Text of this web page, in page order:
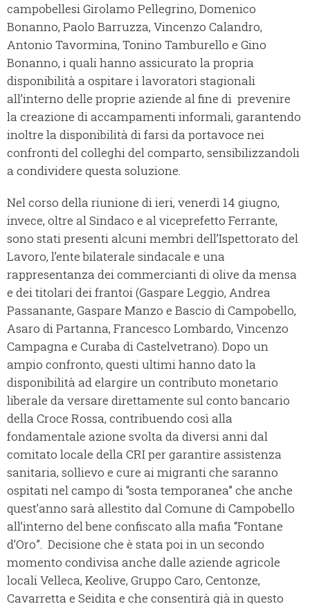
campobellesi Girolamo Pellegrino, Domenico
Bonanno, Paolo Barruzza, Vincenzo Calandro,
Antonio Tavormina, Tonino Tamburello e Gino
Bonanno, i quali hanno assicurato la propria
disponibilità a ospitare i lavoratori stagionali
all’interno delle proprie aziende al fine di prevenire
la creazione di accampamenti informali, garantendo
inoltre la disponibilità di farsi da portavoce nei
confronti del colleghi del comparto, sensibilizzandoli
a condividere questa soluzione.
Nel corso della riunione di ieri, venerdì 14 giugno,
invece, oltre al Sindaco e al viceprefetto Ferrante,
sono stati presenti alcuni membri dell’Ispettorato del
Lavoro, l’ente bilaterale sindacale e una
rappresentanza dei commercianti di olive da mensa
e dei titolari dei frantoi (Gaspare Leggio, Andrea
Passanante, Gaspare Manzo e Bascio di Campobello,
Asaro di Partanna, Francesco Lombardo, Vincenzo
Campagna e Curaba di Castelvetrano). Dopo un
ampio confronto, questi ultimi hanno dato la
disponibilità ad elargire un contributo monetario
liberale da versare direttamente sul conto bancario
della Croce Rossa, contribuendo così alla
fondamentale azione svolta da diversi anni dal
comitato locale della CRI per garantire assistenza
sanitaria, sollievo e cure ai migranti che saranno
ospitati nel campo di “sosta temporanea” che anche
quest’anno sarà allestito dal Comune di Campobello
all’interno del bene confiscato alla mafia “Fontane
d’Oro”. Decisione che è stata poi in un secondo
momento condivisa anche dalle aziende agricole
locali Velleca, Keolive, Gruppo Caro, Centonze,
Cavarretta e Seidita e che consentirà già in questo